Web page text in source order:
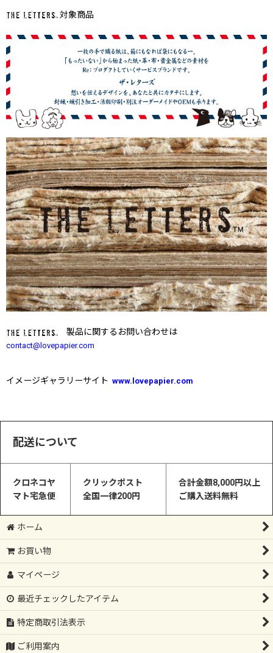
対象商品
製品に関するお問い合わせは
contact@lovepapier.com
イメージギャラリーサイト www.lovepapier.com
配送について
クロネコヤ
マト宅急便
クリックポスト
全国一律200円
合計金額8,000円以上
ご購入送料無料
ホーム
お買い物
マイページ
最近チェックしたアイテム
特定商取引法表示
ご利用案内